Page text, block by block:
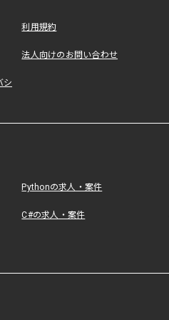
利用規約
法人向けのお問い合わせ
シ
Pythonの求人・案件
C#の求人・案件